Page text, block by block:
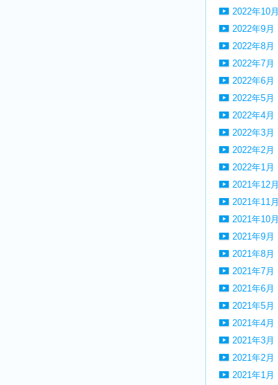
2022年10月
2022年9月
2022年8月
2022年7月
2022年6月
2022年5月
2022年4月
2022年3月
2022年2月
2022年1月
2021年12月
2021年11月
2021年10月
2021年9月
2021年8月
2021年7月
2021年6月
2021年5月
2021年4月
2021年3月
2021年2月
2021年1月